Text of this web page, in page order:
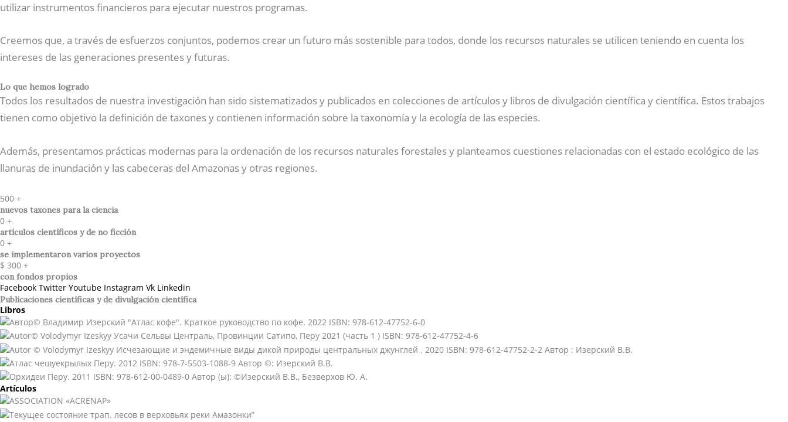
utilizar instrumentos financieros para ejecutar nuestros programas.
Creemos que, a través de esfuerzos conjuntos, podemos crear un futuro más sostenible para todos, donde los recursos naturales se utilicen teniendo en cuenta los
intereses de las generaciones presentes y futuras.
Lo que hemos logrado
Todos los resultados de nuestra investigación han sido sistematizados y publicados en colecciones de artículos y libros de divulgación científica y científica. Estos trabajos
tienen como objetivo la definición de taxones y contienen información sobre la taxonomía y la ecología de las especies.
Además, presentamos prácticas modernas para la ordenación de los recursos naturales forestales y planteamos cuestiones relacionadas con el estado ecológico de las
llanuras de inundación y las cabeceras del Amazonas y otras regiones.
500 +
nuevos taxones para la ciencia
0 +
artículos científicos y de no ficción
0 +
se implementaron varios proyectos
$ 300 +
con fondos propios
Facebook Twitter Youtube Instagram Vk Linkedin
Publicaciones científicas y de divulgación científica​
Libros
Artículos